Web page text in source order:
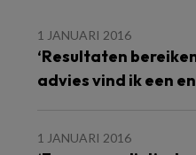
1 JANUARI 2016
‘Resultaten
advies vind ik een
1 JANUARI 2016